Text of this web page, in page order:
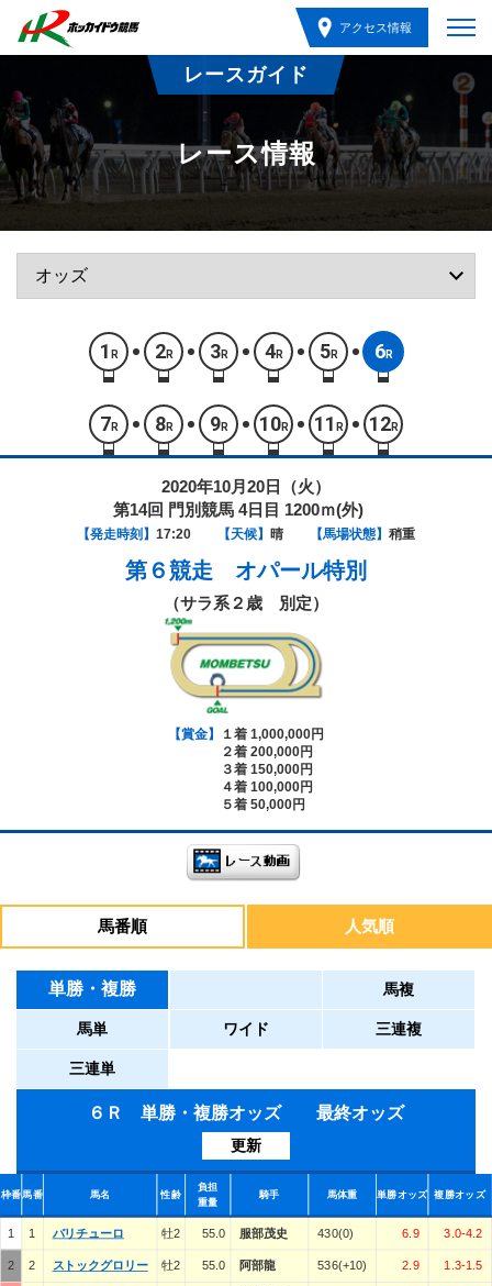
アクセス情報
レースガイド
レース情報
1 R 2R 3R 4R 5R 6R
7 R 8R 9R 10R 11 R 12R
2020年10月20日（火）
第14回 門別競馬 4日目 1200ｍ(外)
【発走時刻】 17:20 【天候】 晴 【馬場状態】 稍重
第６競走 オパール特別
（サラ系２歳 別定）
【賞金】
１着 1,000,000円
２着 200,000円
３着 150,000円
４着 100,000円
５着 50,000円
馬番順 人気順
単勝・複勝 馬複
馬単 ワイド 三連複
三連単
６Ｒ 単勝・複勝オッズ 最終オッズ
更新
枠番馬番 馬名 性齢
負担
重量
騎手 馬体重 単勝オッズ 複勝オッズ
1 1 バリチューロ 牡2 55.0 服部茂史 430(0) 6.9 3.0-4.2
2 2 ストックグロリー 牡2 55.0 阿部龍 536(+10) 2.9 1.3-1.5